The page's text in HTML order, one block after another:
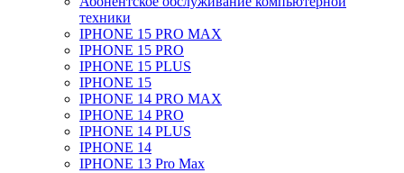
техники
IPHONE 15 PRO MAX
IPHONE 15 PRO
IPHONE 15 PLUS
IPHONE 15
IPHONE 14 PRO MAX
IPHONE 14 PRO
IPHONE 14 PLUS
IPHONE 14
IPHONE 13 Pro Max